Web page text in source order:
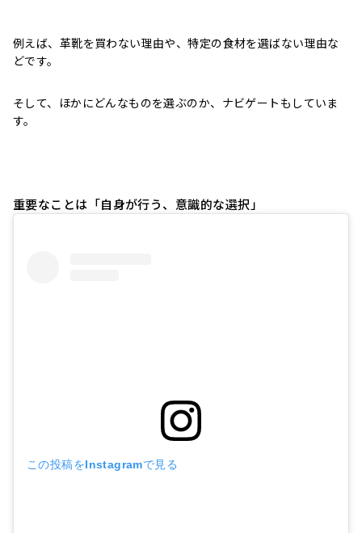
例えば、革靴を買わない理由や、特定の食材を選ばない理由な
どです。
そして、ほかにどんなものを選ぶのか、ナビゲートもしていま
す。
重要なことは「自身が行う、意識的な選択」
この投稿をInstagramで見る